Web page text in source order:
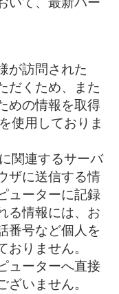
が訪問された
だくため、また
めの情報を取得
使用しておりま
関連するサーバ
ザに送信する情
ューターに記録
る情報には、お
番号など個人を
りません。
ューターへ直接
ざいません。